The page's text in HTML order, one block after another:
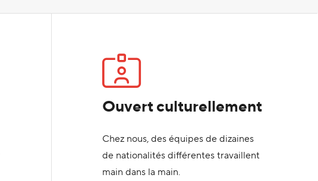
Ouvert culturellement
Chez nous, des équipes de dizaines
de nationalités différentes travaillent
main dans la main.